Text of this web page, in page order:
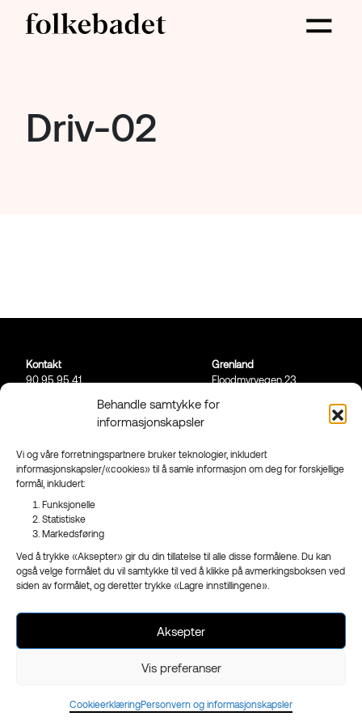
Behandle samtykke for
informasjonskapsler
Vi og våre forretningspartnere bruker teknologier, inkludert
informasjonskapsler/«cookies» til å samle informasjon om deg for forskjellige
formål, inkludert:
Funksjonelle
Statistiske
Markedsføring
Ved å trykke «Aksepter» gir du din tillatelse til alle disse formålene. Du kan
også velge formålet du vil samtykke til ved å klikke på avmerkingsboksen ved
siden av formålet, og deretter trykke «Lagre innstillingene».
Aksepter
Vis preferanser
CookieerklæringPersonvern og informasjonskapsler
Driv-02
Kontakt
90 95 95 41
Grenland
Floodmyrvegen 23,
3223 Sandefjord
- en del avReklameservice